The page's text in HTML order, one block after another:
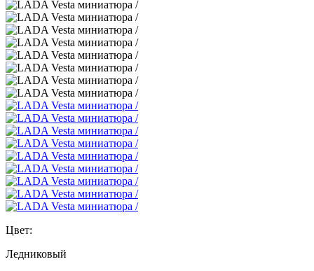
Цвет:
Ледниковый